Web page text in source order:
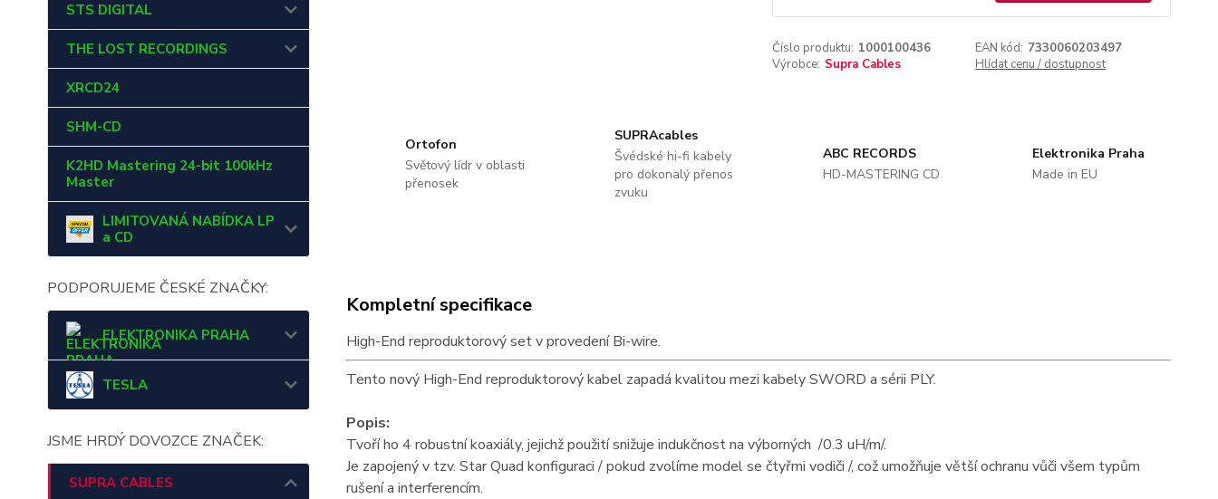
STS DIGITAL
THE LOST RECORDINGS
XRCD24
SHM-CD
K2HD Mastering 24-bit 100kHz
Master
LIMITOVANÁ NABÍDKA LP
a CD
PODPORUJEME ČESKÉ ZNAČKY:
ELEKTRONIKA PRAHA
TESLA
JSME HRDÝ DOVOZCE ZNAČEK:
SUPRA CABLES
Číslo produktu: 1000100436 EAN kód: 7330060203497
Výrobce: Supra Cables Hlídat cenu / dostupnost
Ortofon
Světový lídr v oblasti
přenosek
SUPRAcables
Švédské hi-fi kabely
pro dokonalý přenos
zvuku
ABC RECORDS
HD-MASTERING CD
Elektronika Praha
Made in EU
Kompletní specifikace
High-End reproduktorový set v provedení Bi-wire.
Tento nový High-End reproduktorový kabel zapadá kvalitou mezi kabely SWORD a sérii PLY.
Popis:
Tvoří ho 4 robustní koaxiály, jejichž použití snižuje indukčnost na výborných /0.3 uH/m/.
Je zapojený v tzv. Star Quad konfiguraci / pokud zvolíme model se čtyřmi vodiči /, což umožňuje větší ochranu vůči všem typům
rušení a interferencím.